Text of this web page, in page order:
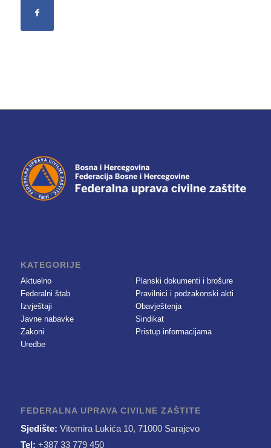
KATEGORIJE
Aktuelno
Federalni štab
Izvještaji
Javne nabavke
Zakoni
Uredbe
Planski dokumenti i brošure
Pravilnici i podzakonski akti
Obavještenja
Sindikat
Pristup informacijama
FEDERALNA UPRAVA CIVILNE ZAŠTITE
Sjedište: Vitomira Lukića 10, 71000 Sarajevo
Tel: +387 33 779 450